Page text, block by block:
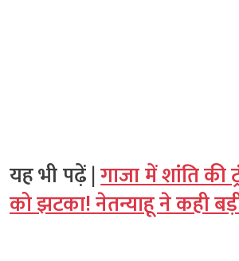
यह भी पढ़ें |गाजा में शांति की
को झटका! नेतन्याहू ने कही